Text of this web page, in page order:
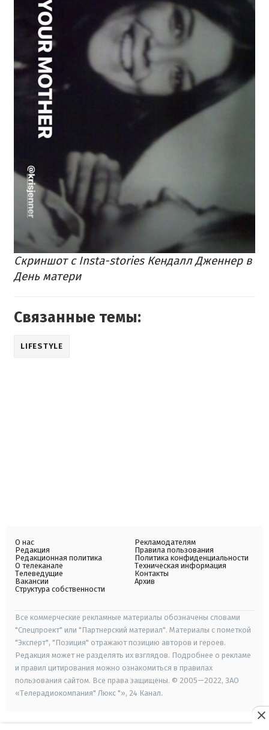
Скриншот с Insta-stories Кендалл Дженнер в
День матери
Связанные темы:
LIFESTYLE
О нас
Редакция
Редакционная политика
О телеканале
Телеведущие
Вакансии
Структура собственности
Рекламодателям
Правила пользования
Политика конфиденциальности
Техническая информация
Контакты
Архив
Все коммерческие рекламные материалы обозначены словами
"Спецпроект" или "Партнерский материал". Материалы с пометкой
"Эксперт", "Позиция" отражают позицию авторов и героев.
Редакция может не разделять их взглядов. Подробнее о рекламе
и правил цитирования можно ознакомиться в правилах
пользования сайтом. Все права защищены. © 2005—2022, ЗАО
«Телерадиокомпания" Люкс "», 24 Канал.